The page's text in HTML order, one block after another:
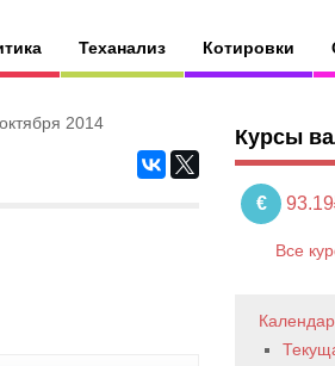
Теханализ Котировки
2014
Курсы
€
Все